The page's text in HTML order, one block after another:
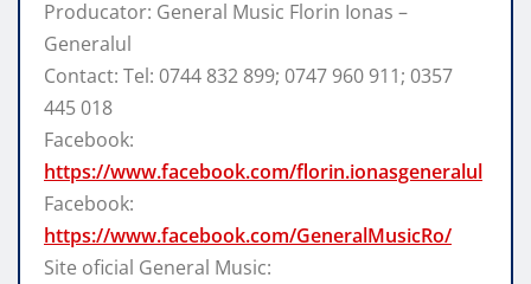
Producator: General Music Florin Ionas –
Generalul
Contact: Tel: 0744 832 899; 0747 960 911; 0357
445 018
Facebook:
https://www.facebook.com/florin.ionasgeneralul
Facebook:
https://www.facebook.com/GeneralMusicRo/
Site oficial General Music: